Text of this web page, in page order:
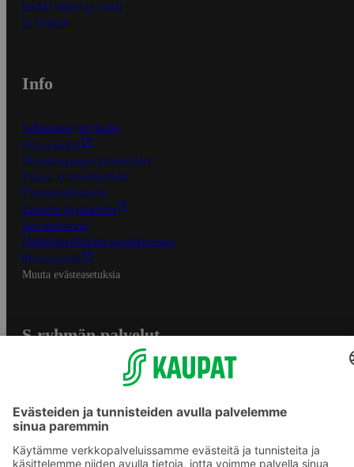
Kaikki ohjeet ja vinkit
In English
Info
S-Business yrityksille
Oiva-raportit
Osuuskauppojen yhteystiedot
Tilaus- ja toimitusehdot
Tietosuojakäytäntö
Palvelun käyttöehdot
Saavutettavuus
Mobiilisovelluksen saavutettavuus
Mainostajalle
Muuta evästeasetuksia
S-ryhmän palvelut
Yhteishyvä Ruoka -sovellus
S-ostoslista -sovellus
Prisma.fi